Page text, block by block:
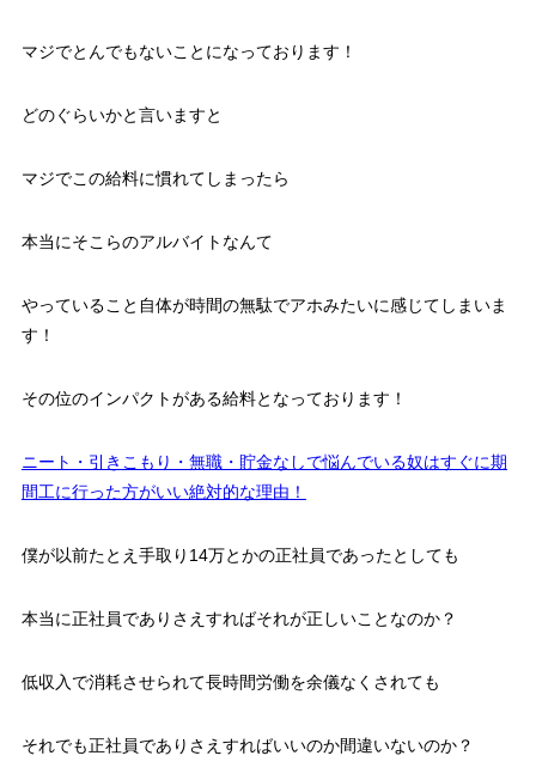
マジでとんでもないことになっております！
どのぐらいかと言いますと
マジでこの給料に慣れてしまったら
本当にそこらのアルバイトなんて
やっていること自体が時間の無駄でアホみたいに感じてしまいま
す！
その位のインパクトがある給料となっております！
ニート・引きこもり・無職・貯金なしで悩んでいる奴はすぐに期
間工に行った方がいい絶対的な理由！
僕が以前たとえ手取り14万とかの正社員であったとしても
本当に正社員でありさえすればそれが正しいことなのか？
低収入で消耗させられて長時間労働を余儀なくされても
それでも正社員でありさえすればいいのか間違いないのか？